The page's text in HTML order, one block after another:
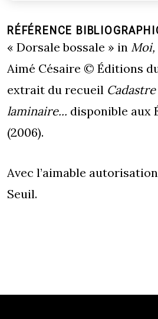
RÉFÉRENCE
« Dorsale bossale » in Moi,
Aimé Césaire © Éditions
extrait du recueil Cadastre
laminaire... disponible aux
(2006).
Avec l’aimable
Seuil.